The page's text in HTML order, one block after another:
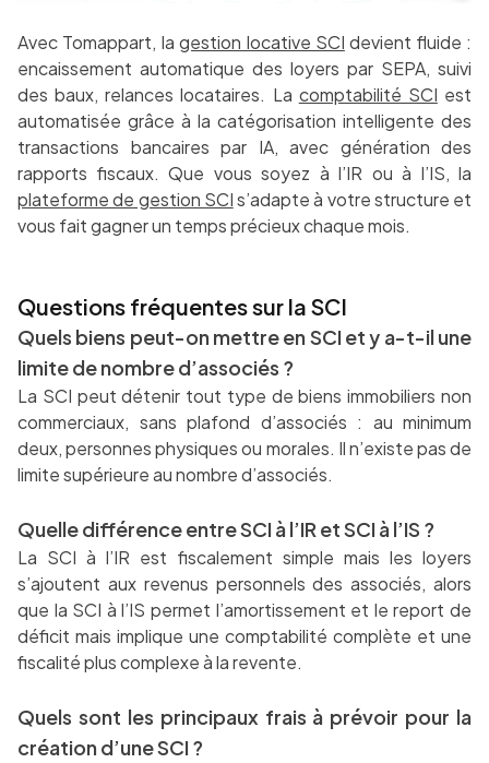
Avec Tomappart, lagestion locative SCI devient fluide :
encaissement automatique des loyers par SEPA, suivi
des baux, relances locataires. La comptabilité SCI est
automatisée grâce à la catégorisation intelligente des
transactions bancaires par IA, avec génération des
rapports fiscaux. Que vous soyez à l’IR ou à l’IS, la
plateforme de gestion SCIs’adapte à votre structure et
vous fait gagner un temps précieux chaque mois.
Questions fréquentes sur la SCI
Quels biens peut-on mettre en SCI et y a-t-il une
limite de nombre d’associés ?
La SCI peut détenir tout type de biens immobiliers non
commerciaux, sans plafond d’associés : au minimum
deux, personnes physiques ou morales. Il n’existe pas de
limite supérieure au nombre d’associés.
Quelle différence entre SCI à l’IR et SCI à l’IS ?
La SCI à l’IR est fiscalement simple mais les loyers
s’ajoutent aux revenus personnels des associés, alors
que la SCI à l’IS permet l’amortissement et le report de
déficit mais implique une comptabilité complète et une
fiscalité plus complexe à la revente.
Quels sont les principaux frais à prévoir pour la
création d’une SCI ?